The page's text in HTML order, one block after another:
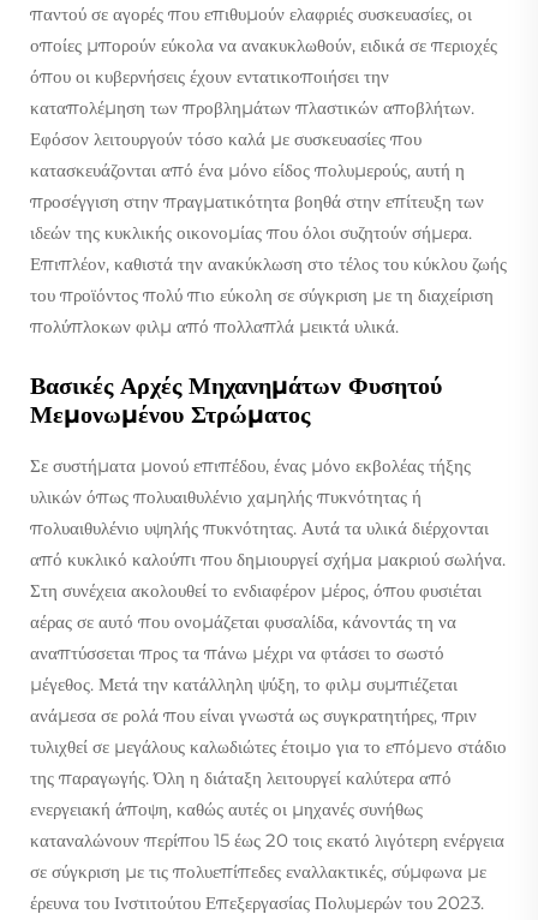
παντού σε αγορές που επιθυμούν ελαφριές συσκευασίες, οι
οποίες μπορούν εύκολα να ανακυκλωθούν, ειδικά σε περιοχές
όπου οι κυβερνήσεις έχουν εντατικοποιήσει την
καταπολέμηση των προβλημάτων πλαστικών αποβλήτων.
Εφόσον λειτουργούν τόσο καλά με συσκευασίες που
κατασκευάζονται από ένα μόνο είδος πολυμερούς, αυτή η
προσέγγιση στην πραγματικότητα βοηθά στην επίτευξη των
ιδεών της κυκλικής οικονομίας που όλοι συζητούν σήμερα.
Επιπλέον, καθιστά την ανακύκλωση στο τέλος του κύκλου ζωής
του προϊόντος πολύ πιο εύκολη σε σύγκριση με τη διαχείριση
πολύπλοκων φιλμ από πολλαπλά μεικτά υλικά.
Βασικές Αρχές Μηχανημάτων Φυσητού
Μεμονωμένου Στρώματος
Σε συστήματα μονού επιπέδου, ένας μόνο εκβολέας τήξης
υλικών όπως πολυαιθυλένιο χαμηλής πυκνότητας ή
πολυαιθυλένιο υψηλής πυκνότητας. Αυτά τα υλικά διέρχονται
από κυκλικό καλούπι που δημιουργεί σχήμα μακριού σωλήνα.
Στη συνέχεια ακολουθεί το ενδιαφέρον μέρος, όπου φυσιέται
αέρας σε αυτό που ονομάζεται φυσαλίδα, κάνοντάς τη να
αναπτύσσεται προς τα πάνω μέχρι να φτάσει το σωστό
μέγεθος. Μετά την κατάλληλη ψύξη, το φιλμ συμπιέζεται
ανάμεσα σε ρολά που είναι γνωστά ως συγκρατητήρες, πριν
τυλιχθεί σε μεγάλους καλωδιώτες έτοιμο για το επόμενο στάδιο
της παραγωγής. Όλη η διάταξη λειτουργεί καλύτερα από
ενεργειακή άποψη, καθώς αυτές οι μηχανές συνήθως
καταναλώνουν περίπου 15 έως 20 τοις εκατό λιγότερη ενέργεια
σε σύγκριση με τις πολυεπίπεδες εναλλακτικές, σύμφωνα με
έρευνα του Ινστιτούτου Επεξεργασίας Πολυμερών του 2023.